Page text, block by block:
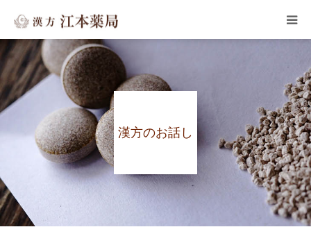
漢方のお話し
HOME
子宝・婦人病
皮膚のトラブル
メンタルヘルス
よくある質問